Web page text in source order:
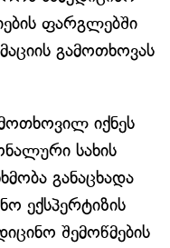
ფარგლებში
გამოთხოვას
იქნეს
სახის
განაცხადა
ექსპერტიზის
შემოწმების